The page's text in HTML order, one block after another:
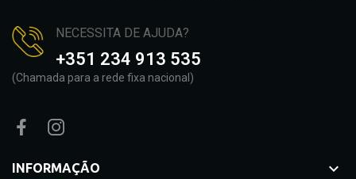
NECESSITA DE AJUDA?
+351 234 913 535
(Chamada para a rede fixa nacional)
INFORMAÇÃO 